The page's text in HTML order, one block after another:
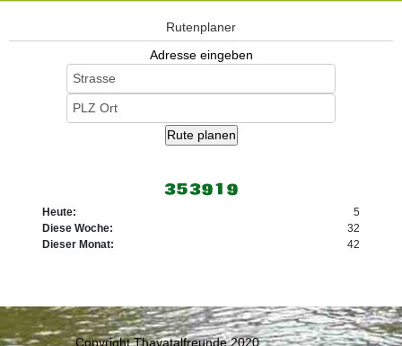
Rutenplaner
Adresse eingeben
Heute:
5
Diese Woche:
32
Dieser Monat:
42
Copyright Thayatalfreunde 2020